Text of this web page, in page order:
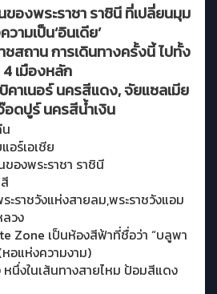
องพระราชาราชินีที่เปลี่ยนมุม
วามเป็น‘อินเดีย’
สถาน การเดินทางครั้งนี้ ไปทั้ง
4 เมืองหลัก
บิคาเนอร์ นครสีแดง,จัยแซลเมีย
อดปูร์ นครสีน้ำเงิน
อร์เอเชีย
องพระราชา ราชินี
ราชวังแห่งสายลม,พระราชวังแอม
วง
Zone เป็นห้องสีฟ้าที่ชื่อว่า “บลูพา
หอแห่งความงาม)
นึ่งในเส้นทางสายไหม ป้อมสีแดง